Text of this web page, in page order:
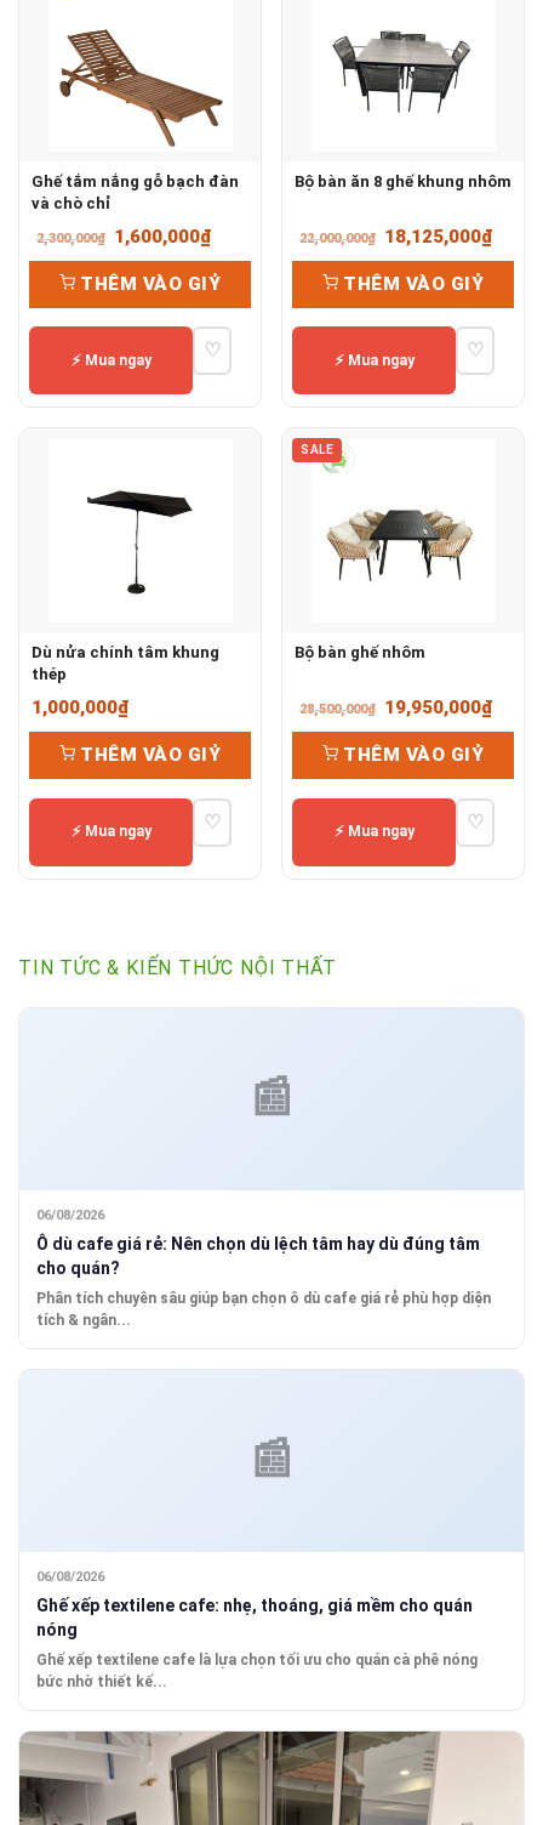
Ghế tắm nắng gỗ bạch đàn
và chò chỉ
2,300,000₫
Giá
gốc
là:
2,300,000₫.
1,600,000₫Giá
hiện
tại
là:
1,600,000₫.
THÊM VÀO GIỶ
⚡ Mua ngay ♡
Bộ bàn ăn 8 ghế khung nhôm
22,000,000₫
Giá
gốc
là:
22,000,000₫.
18,125,000₫Giá
hiện
THÊM VÀO GIỶ
⚡ Mua ngay ♡
Dù nửa chính tâm khung
thép
1,000,000₫
THÊM VÀO GIỶ
⚡ Mua ngay ♡
SALE
Bộ bàn ghế nhôm
28,500,000₫
Giá
gốc
là:
28,500,000₫.
19,950,000₫Giá
hiện
THÊM VÀO GIỶ
⚡ Mua ngay ♡
TIN TỨC & KIẾN THỨC NỘI THẤT
06/08/2026
Ô dù cafe giá rẻ: Nên chọn dù lệch tâm hay dù đúng tâm
cho quán?
Phân tích chuyên sâu giúp bạn chọn ô dù cafe giá rẻ phù hợp diện
tích & ngân...
06/08/2026
Ghế xếp textilene cafe: nhẹ, thoáng, giá mềm cho quán
nóng
Ghế xếp textilene cafe là lựa chọn tối ưu cho quán cà phê nóng
bức nhờ thiết kế...